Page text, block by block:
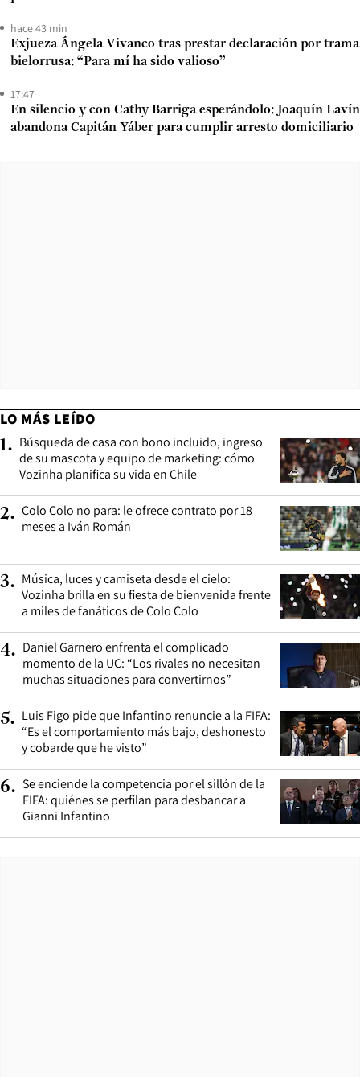
hace 43 min
Exjueza Ángela Vivanco tras prestar declaración por trama
bielorrusa: “Para mí ha sido valioso”
17:47
En silencio y con Cathy Barriga esperándolo: Joaquín Lavín
abandona Capitán Yáber para cumplir arresto domiciliario
LO MÁS LEÍDO
1. Búsqueda de casa con bono incluido, ingreso
de su mascota y equipo de marketing: cómo
Vozinha planifica su vida en Chile
2. Colo Colo no para: le ofrece contrato por 18
meses a Iván Román
3. Música, luces y camiseta desde el cielo:
Vozinha brilla en su fiesta de bienvenida frente
a miles de fanáticos de Colo Colo
4. Daniel Garnero enfrenta el complicado
momento de la UC: “Los rivales no necesitan
muchas situaciones para convertirnos”
5. Luis Figo pide que Infantino renuncie a la FIFA:
“Es el comportamiento más bajo, deshonesto
y cobarde que he visto”
6. Se enciende la competencia por el sillón de la
FIFA: quiénes se perfilan para desbancar a
Gianni Infantino